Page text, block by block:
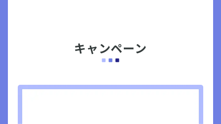
キャンペーン